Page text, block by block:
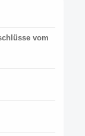
vom